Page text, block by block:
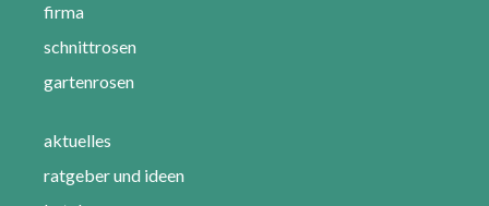
firma
schnittrosen
gartenrosen
aktuelles
ratgeber und ideen